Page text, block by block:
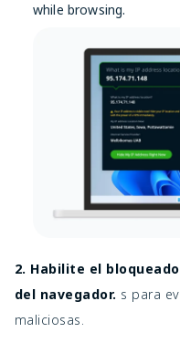
while browsing.
2. Habilite el
del navegador. s para
maliciosas.